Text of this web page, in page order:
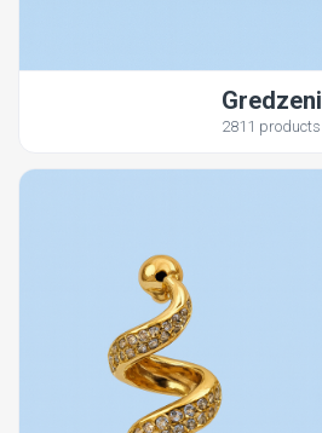
Gredzeni
2811 products